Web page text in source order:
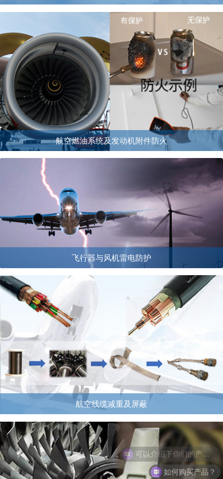
航空燃油系统及发动机附件防火
飞行器与风机雷电防护
航空线缆减重及屏蔽
如何购买产品？